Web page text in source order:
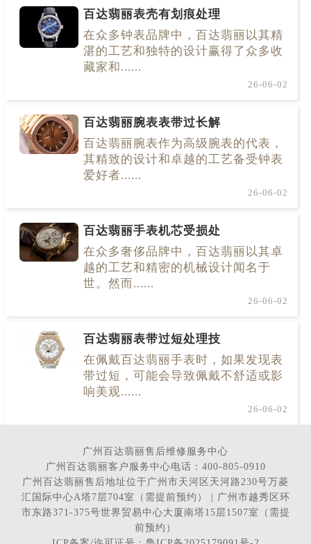
百达翡丽表壳有划痕处理
在众多钟表品牌中，百达翡丽以其精
湛的工艺和独特的设计赢得了众多收
藏家和......
26-06-02
百达翡丽腕表表带过长解
百达翡丽腕表作为高级腕表的代表，
其精致的设计和卓越的工艺备受钟表
爱好者......
26-06-02
百达翡丽手表机芯受损处
在众多奢侈品牌中，百达翡丽以其卓
越的工艺和精密的机械设计闻名于
世。然而......
26-06-02
百达翡丽表带过短处理技
在佩戴百达翡丽手表时，如果发现表
带过短，可能会导致佩戴不舒适或影
响美观......
26-06-02
广州百达翡丽售后维修服务中心
广州百达翡丽客户服务中心电话：400-805-0910
广州百达翡丽售后地址位于广州市天河区天河路230号万菱
汇国际中心A塔7层704室（需提前预约） | 广州市越秀区环
市东路371-375号世界贸易中心大厦南塔15层1507室（需提
前预约）